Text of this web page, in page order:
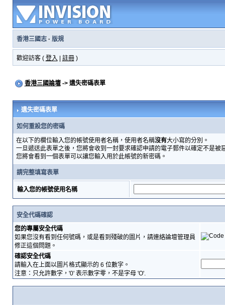
香港三國志· 版規
歡迎訪客 ( 登入 註冊)
香港三國論壇-> 遺失密碼表單
遺失密碼表單
如何重設您的密碼
在以下的欄位輸入您的帳號使用者名稱，使用者名稱沒有大小寫的分別。
一旦遞送此表單之後，您將會收到一封要求確認申請的電子郵件以確定不是
您將會看到一個表單可以讓您輸入用於此帳號的新密碼。
請完整填寫表單
輸入您的帳號使用名稱
安全代碼確認
您的專屬安全代碼
如果您沒有看到任何號碼，或是看到殘破的圖片，請連絡論壇管理員
修正這個問題。
確認安全代碼
請輸入在上面以圖片格式顯示的 6 位數字。
注意：只允許數字，'0' 表示數字零，不是字母 'O'.